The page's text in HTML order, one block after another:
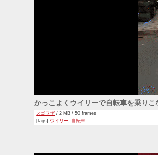
かっこよくウイリーで自転車を乗りこ
スゴワザ / 2 MB / 50 frames
[tags] ウイリー, 自転車